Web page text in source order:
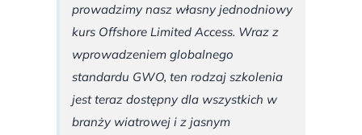
prowadzimy nasz własny jednodniowy
kurs Offshore Limited Access. Wraz z
wprowadzeniem globalnego
standardu GWO, ten rodzaj szkolenia
jest teraz dostępny dla wszystkich w
branży wiatrowej i z jasnym